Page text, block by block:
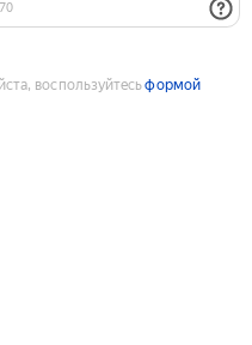
воспользуйтесьформой